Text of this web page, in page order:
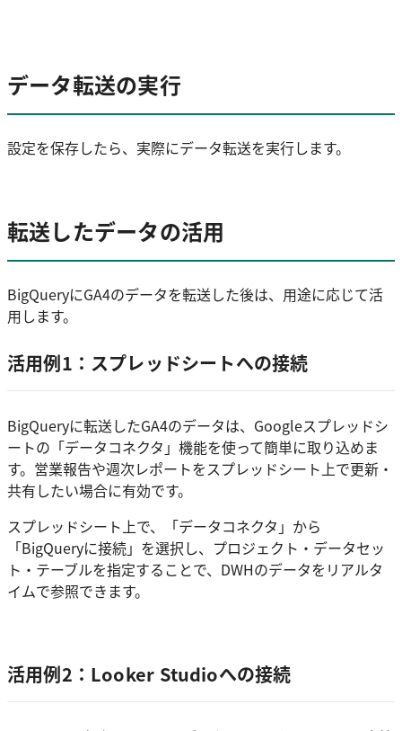
データ転送の実行
設定を保存したら、実際にデータ転送を実行します。
転送したデータの活用
BigQueryにGA4のデータを転送した後は、用途に応じて活
用します。
活用例1：スプレッドシートへの接続
BigQueryに転送したGA4のデータは、Googleスプレッドシ
ートの「データコネクタ」機能を使って簡単に取り込めま
す。営業報告や週次レポートをスプレッドシート上で更新・
共有したい場合に有効です。
スプレッドシート上で、「データコネクタ」から
「BigQueryに接続」を選択し、プロジェクト・データセッ
ト・テーブルを指定することで、DWHのデータをリアルタ
イムで参照できます。
活用例2：Looker Studioへの接続